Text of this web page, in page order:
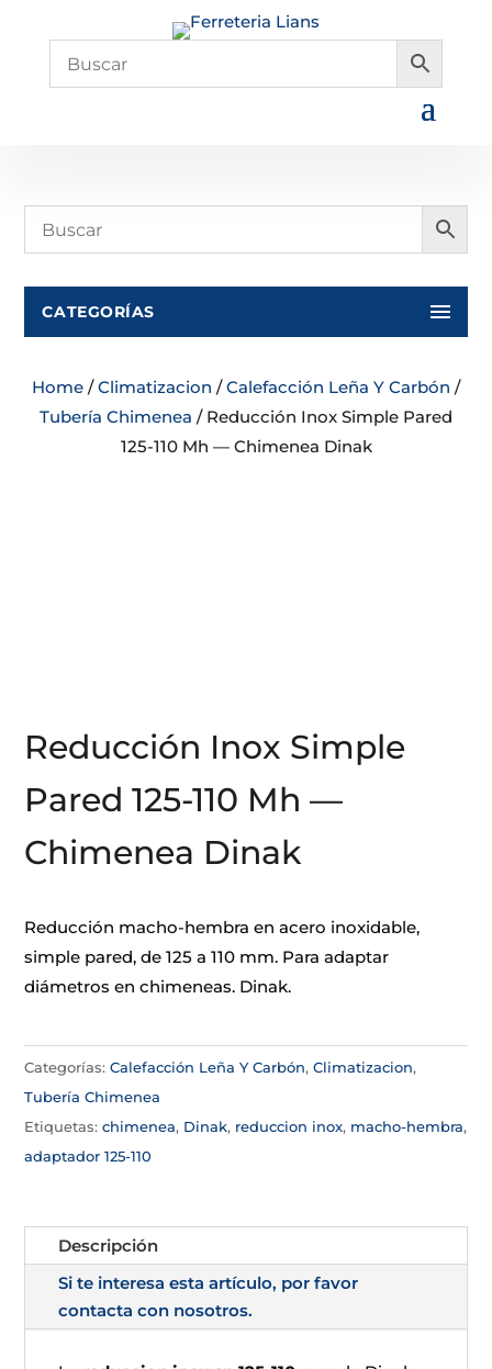
CATEGORÍAS
Home /Climatizacion /Calefacción Leña Y Carbón /
Tubería Chimenea / Reducción Inox Simple Pared
125-110 Mh — Chimenea Dinak
Reducción Inox Simple
Pared 125-110 Mh —
Chimenea Dinak
Reducción macho-hembra en acero inoxidable,
simple pared, de 125 a 110 mm. Para adaptar
diámetros en chimeneas. Dinak.
Categorías:Calefacción Leña Y Carbón,Climatizacion,
Tubería Chimenea
Etiquetas:chimenea, Dinak, reduccion inox, macho-hembra,
adaptador 125-110
Descripción
Si te interesa esta artículo, por favor
contacta con nosotros.